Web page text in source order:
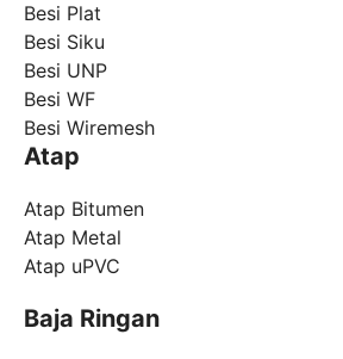
Besi Plat
Besi Siku
Besi UNP
Besi WF
Besi Wiremesh
Atap
Atap Bitumen
Atap Metal
Atap uPVC
Baja Ringan